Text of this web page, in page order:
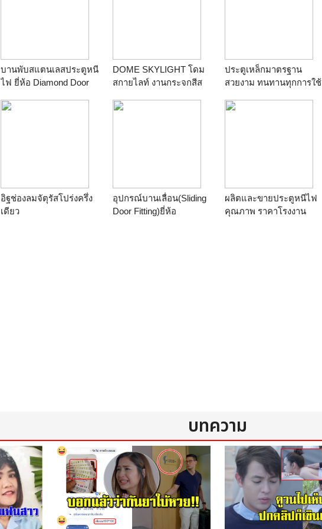
บานพับสแตนเลสประตูหนี
ไฟ ยี่ห้อ Diamond Door
DOME SKYLIGHT โดม
สกายไลท์ งานกระจกสีส
โทร 085-125-1800
ประตูเหล็กมาตรฐาน
สวยงาม ทนทานทุกการใช้
อิฐช่องลมจัตุรัสโปร่งครึ่ง
เดียว
อุปกรณ์บานเลื่อน(Sliding
Door Fitting)ยี่ห้อ
ผลิตและขายประตูหนีไฟ
คุณภาพ ราคาโรงงาน
บทความ